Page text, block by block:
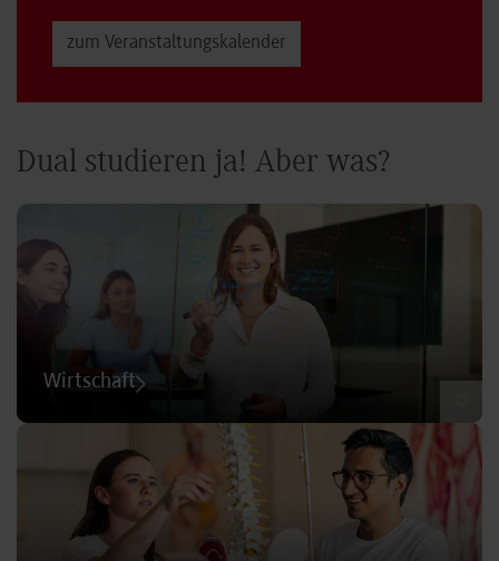
zum Veranstaltungs­kalender
Dual studieren ja! Aber was?
Wirtschaft